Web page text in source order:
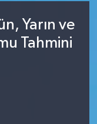
Yarın ve
Tahmini